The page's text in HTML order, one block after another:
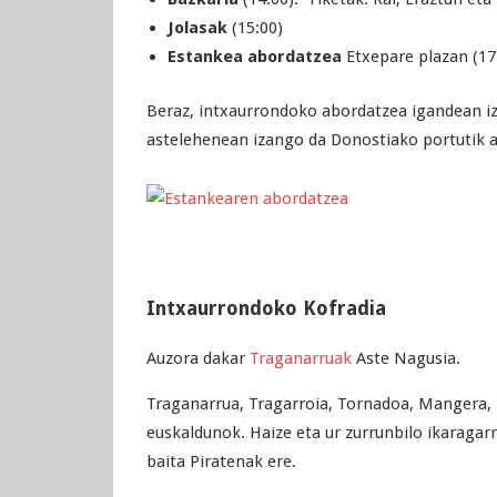
Jolasak(15:00)
Estankea abordatzea Etxepare plazan
Beraz, intxaurrondoko abordatzea igandean
astelehenean izango da Donostiako portutik
Intxaurrondoko Kofradia
Auzora dakar Traganarruak Aste Nagusia.
Traganarrua, Tragarroia, Tornadoa,
euskaldunok. Haize eta ur zurrunbilo
baita Piratenak ere.